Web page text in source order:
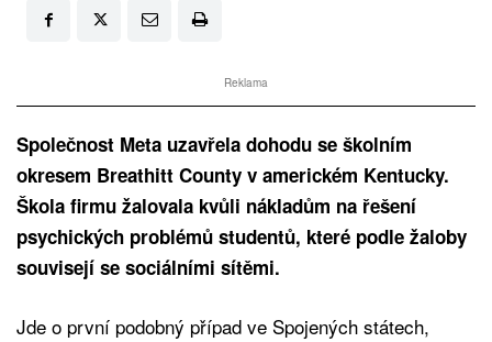
Reklama
Společnost Meta uzavřela dohodu se školním
okresem Breathitt County v americkém Kentucky.
Škola firmu žalovala kvůli nákladům na řešení
psychických problémů studentů, které podle žaloby
souvisejí se sociálními sítěmi.
Jde o první podobný případ ve Spojených státech,